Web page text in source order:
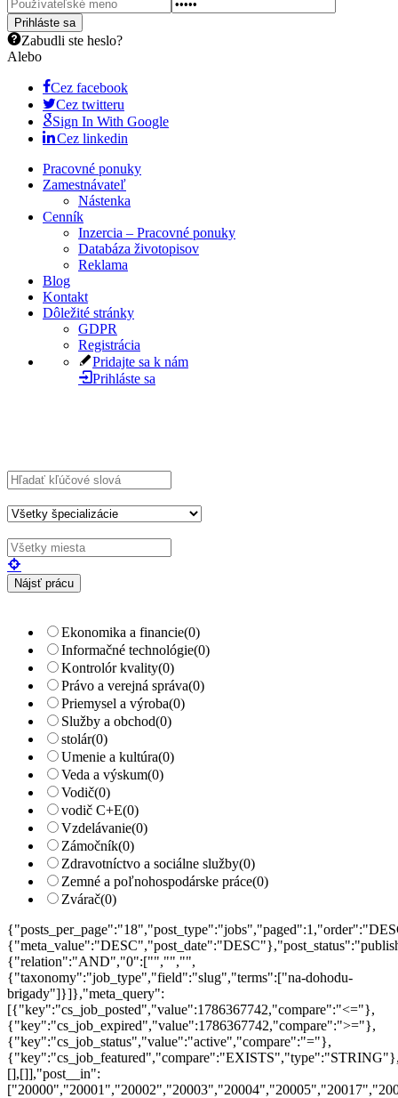
Zabudli ste heslo?
Alebo
Cez facebook
Cez twitteru
Sign In With Google
Cez linkedin
Pracovné ponuky
Zamestnávateľ
Nástenka
Cenník
Inzercia – Pracovné ponuky
Databáza životopisov
Reklama
Blog
Kontakt
Dôležité stránky
GDPR
Registrácia
Pridajte sa k nám
Prihláste sa
Ekonomika a financie(0)
Informačné technológie(0)
Kontrolór kvality(0)
Právo a verejná správa(0)
Priemysel a výroba(0)
Služby a obchod(0)
stolár(0)
Umenie a kultúra(0)
Veda a výskum(0)
Vodič(0)
vodič C+E(0)
Vzdelávanie(0)
Zámočník(0)
Zdravotníctvo a sociálne služby(0)
Zemné a poľnohospodárske práce(0)
Zvárač(0)
{"relation":"AND","0":["","","",
{"taxonomy":"job_type","field":"slug","terms":["na-dohodu-
brigady"]}]},"meta_query":
[{"key":"cs_job_posted","value":1786367742,"compare":"<="},
{"key":"cs_job_expired","value":1786367742,"compare":">="},
{"key":"cs_job_status","value":"active","compare":"="},
[],[]],"post__in":